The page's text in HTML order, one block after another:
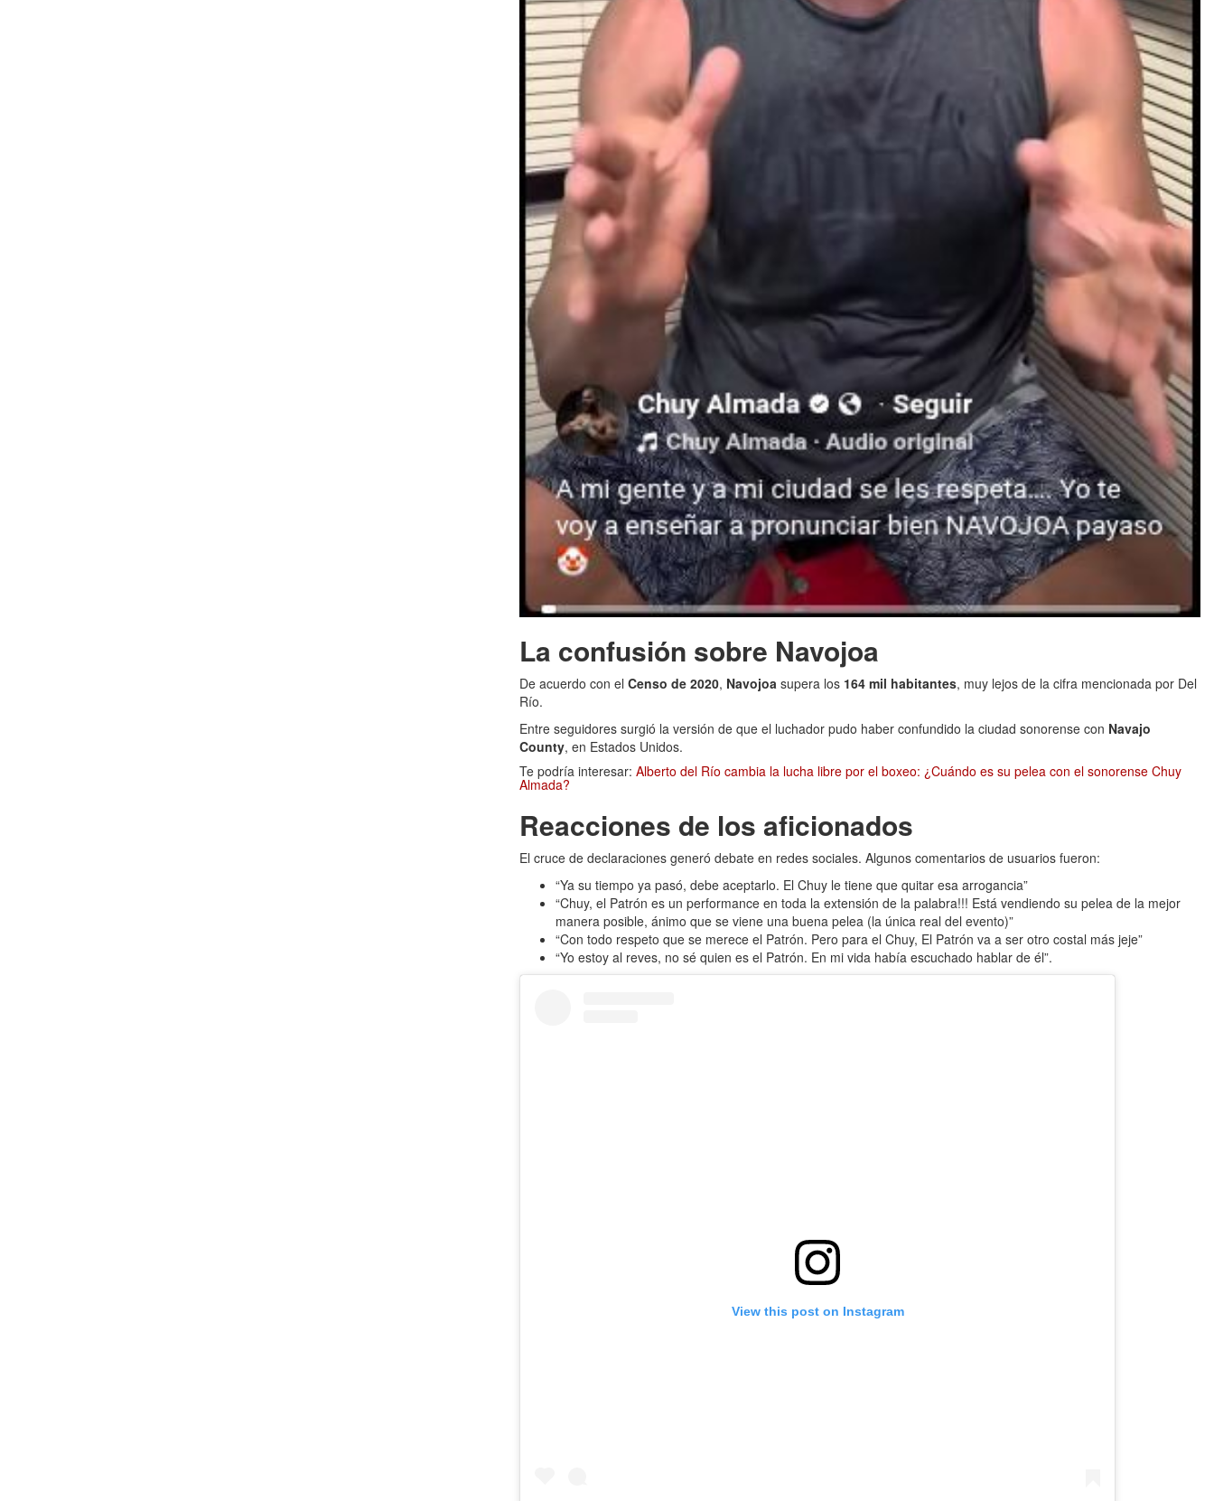
La confusión sobre Navojoa
De acuerdo con el Censo de 2020, Navojoa supera los 164 mil habitantes, muy lejos de la cifra mencionada por Del
Río.
Entre seguidores surgió la versión de que el luchador pudo haber confundido la ciudad sonorense con Navajo
County, en Estados Unidos.
Te podría interesar: Alberto del Río cambia la lucha libre por el boxeo: ¿Cuándo es su pelea con el sonorense Chuy
Almada?
Reacciones de los aficionados
El cruce de declaraciones generó debate en redes sociales. Algunos comentarios de usuarios fueron:
“Ya su tiempo ya pasó, debe aceptarlo. El Chuy le tiene que quitar esa arrogancia”
“Chuy, el Patrón es un performance en toda la extensión de la palabra!!! Está vendiendo su pelea de la mejor
manera posible, ánimo que se viene una buena pelea (la única real del evento)”
“Con todo respeto que se merece el Patrón. Pero para el Chuy, El Patrón va a ser otro costal más jeje”
“Yo estoy al reves, no sé quien es el Patrón. En mi vida había escuchado hablar de él”.
View this post on Instagram